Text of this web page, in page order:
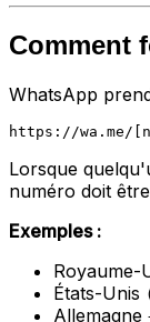
Comment
WhatsApp
Lorsque
numéro doit
Exemples :
Royaume-
États-Unis
Allemagne